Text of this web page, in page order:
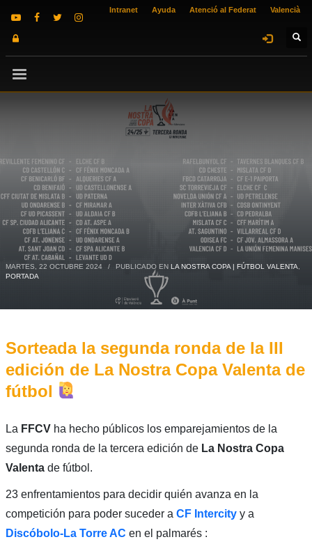
Intranet Ayuda Atenció al Federat Valencià
MARTES, 22 OCTUBRE 2024 / PUBLICADO EN LA NOSTRA COPA | FÚTBOL VALENTA
PORTADA
Sorteada la segunda ronda de la III
edición de La Nostra Copa Valenta de
fútbol
La FFCVha hecho públicos los emparejamientos de la
segunda ronda de la tercera edición de La Nostra Copa
Valentade fútbol.
23 enfrentamientos para decidir quién avanza en la
competición para poder suceder a CF Intercityy a
Discóbolo-La Torre AC en el palmarés :